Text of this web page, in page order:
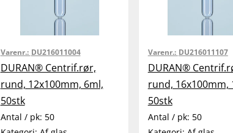
Varenr.: DU216011004
DURAN® Centrif.rør,
rund, 12x100mm, 6ml,
50stk
Antal / pk: 50
Varenr.: DU216011107
DURAN®
rund, 16x100mm,
50stk
Antal / pk: 50